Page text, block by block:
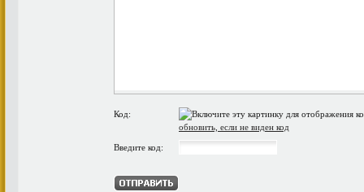
Код:
обновить, если не виден код
Введите код: